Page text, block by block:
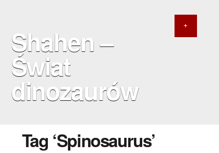
Shahen –
Świat
dinozaurów
Tag ‘Spinosaurus’